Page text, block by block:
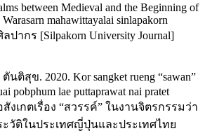
between Medieval and the Beginning of
mahawittayalai sinlapakorn
ากร [Silpakorn University Journal]
นติสุข. 2020. Kor sangket rueng “sawan”
pobphum lae puttaprawat nai pratet
สังเกตเรื่อง “สวรรค์” ในงานจิตรกรรมว่า
วัติในประเทศญี่ปุ่นและประเทศไทย